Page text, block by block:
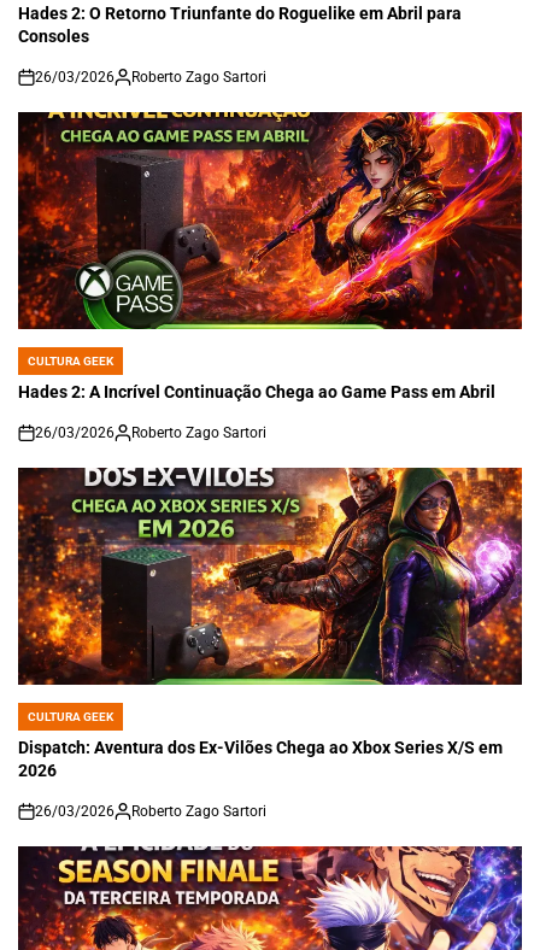
IN
Hades 2: O Retorno Triunfante do Roguelike em Abril para
Consoles
on
26/03/2026 Roberto Zago Sartori
POSTED
IN
CULTURA GEEK
Hades 2: A Incrível Continuação Chega ao Game Pass em Abril
on
26/03/2026 Roberto Zago Sartori
POSTED
IN
CULTURA GEEK
Dispatch: Aventura dos Ex-Vilões Chega ao Xbox Series X/S em
2026
on
26/03/2026 Roberto Zago Sartori